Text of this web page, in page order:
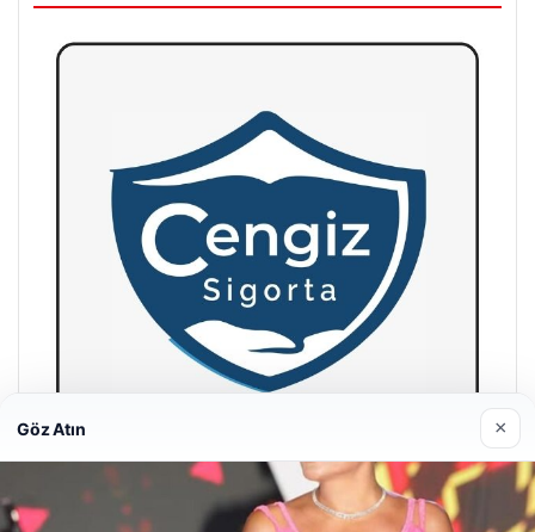
Hastaş Beton
Göz Atın ×